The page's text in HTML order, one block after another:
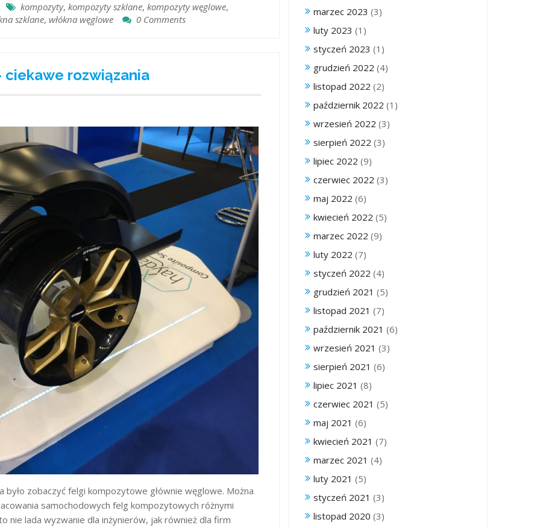
kompozyty, kompozyty szklane, kompozyty węglowe,
szklane, włókna węglowe 0 Comments
rozwiązania
zobaczyć felgi kompozytowe głównie węglowe. Można
samochodowych felg kompozytowych różnymi
nie lada wyzwanie dla inżynierów, jak również dla firm
marzec 2023 (3)
luty 2023 (1)
styczeń 2023 (1)
grudzień 2022 (4)
listopad 2022 (2)
październik 2022 (1)
wrzesień 2022 (3)
sierpień 2022 (3)
lipiec 2022 (9)
czerwiec 2022 (3)
maj 2022 (6)
kwiecień 2022 (5)
marzec 2022 (9)
luty 2022 (7)
styczeń 2022 (4)
grudzień 2021 (5)
listopad 2021 (7)
październik 2021 (6)
wrzesień 2021 (3)
sierpień 2021 (6)
lipiec 2021 (8)
czerwiec 2021 (5)
maj 2021 (6)
kwiecień 2021 (7)
marzec 2021 (4)
luty 2021 (5)
styczeń 2021 (3)
listopad 2020 (3)